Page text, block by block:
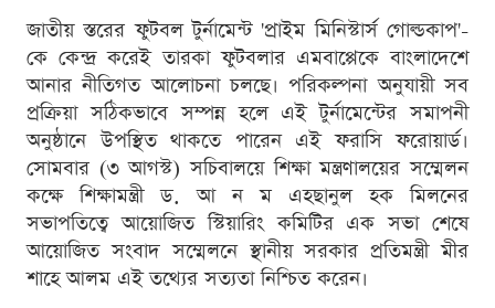
জাতীয় স্তরের ফুটবল টুর্নামেন্ট 'প্রাইম মিনিস্টার্স গোল্ডকাপ'-
কে কেন্দ্র করেই তারকা ফুটবলার এমবাপ্পেকে বাংলাদেশে
আনার নীতিগত আলোচনা চলছে। পরিকল্পনা অনুযায়ী সব
প্রক্রিয়া সঠিকভাবে সম্পন্ন হলে এই টুর্নামেন্টের সমাপনী
অনুষ্ঠানে উপস্থিত থাকতে পারেন এই ফরাসি ফরোয়ার্ড।
সোমবার (৩ আগস্ট) সচিবালয়ে শিক্ষা মন্ত্রণালয়ের সম্মেলন
কক্ষে শিক্ষামন্ত্রী ড. আ ন ম এহছানুল হক মিলনের
সভাপতিত্বে আয়োজিত স্টিয়ারিং কমিটির এক সভা শেষে
আয়োজিত সংবাদ সম্মেলনে স্থানীয় সরকার প্রতিমন্ত্রী মীর
শাহে আলম এই তথ্যের সত্যতা নিশ্চিত করেন।